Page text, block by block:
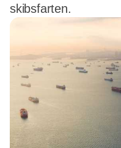
skibsfarten.